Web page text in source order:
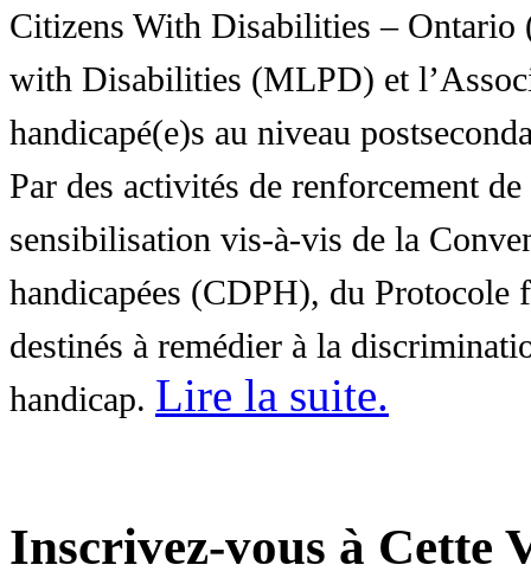
Citizens With Disabilities – Ontario
with Disabilities (MLPD) et
handicapé(e)s au niveau
Par des activités de renforcement
sensibilisation vis-à-vis de la
handicapées (CDPH), du Protocole
destinés à remédier à la
handicap. Lire la suite.
Inscrivez-vous à Cette